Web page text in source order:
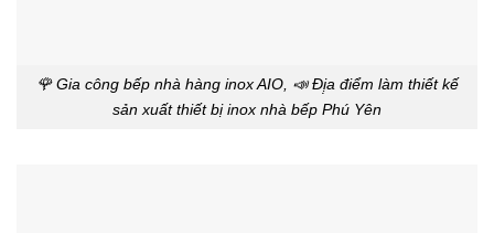
🌹 Gia công bếp nhà hàng inox AIO, 📣 Đị̣a điểm làm thiết kế
sản xuất thiết bị inox nhà bếp Phú Yên